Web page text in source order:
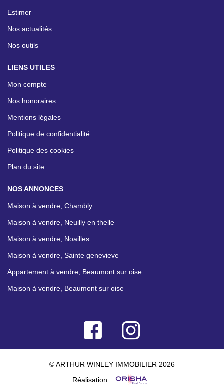
Estimer
Nos actualités
Nos outils
LIENS UTILES
Mon compte
Nos honoraires
Mentions légales
Politique de confidentialité
Politique des cookies
Plan du site
NOS ANNONCES
Maison à vendre, Chambly
Maison à vendre, Neuilly en thelle
Maison à vendre, Noailles
Maison à vendre, Sainte genevieve
Appartement à vendre, Beaumont sur oise
Maison à vendre, Beaumont sur oise
© ARTHUR WINLEY IMMOBILIER 2026
Réalisation